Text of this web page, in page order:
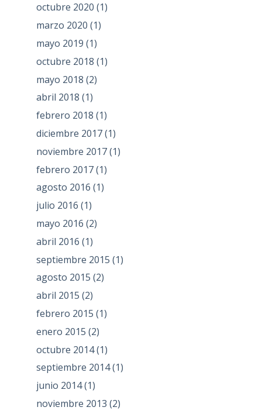
octubre 2020 (1)
marzo 2020 (1)
mayo 2019 (1)
octubre 2018 (1)
mayo 2018 (2)
abril 2018 (1)
febrero 2018 (1)
diciembre 2017(1)
noviembre 2017(1)
febrero 2017(1)
agosto 2016 (1)
julio 2016 (1)
mayo 2016 (2)
abril 2016 (1)
septiembre 2015 (1)
agosto 2015 (2)
abril 2015 (2)
febrero 2015 (1)
enero 2015 (2)
octubre 2014(1)
septiembre 2014(1)
junio 2014(1)
noviembre 2013 (2)